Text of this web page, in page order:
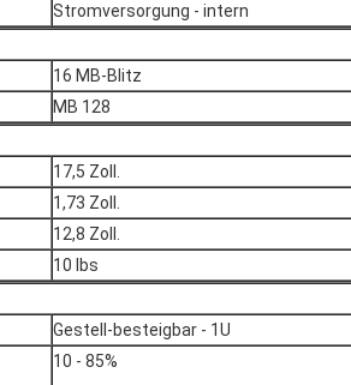
Stromversorgung - intern
16 MB-Blitz
MB 128
17,5 Zoll.
1,73 Zoll.
12,8 Zoll.
10 lbs
Gestell-besteigbar - 1U
10 - 85%